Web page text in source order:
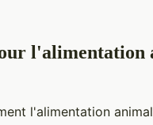
l'alimentation
l'alimentation